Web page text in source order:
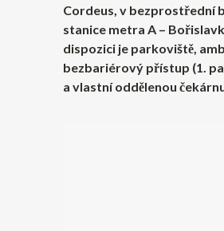
Cordeus, v bezprostřední
stanice metra A –
dispozici je parkoviště,
bezbariérový přístup (1.
a vlastní oddělenou